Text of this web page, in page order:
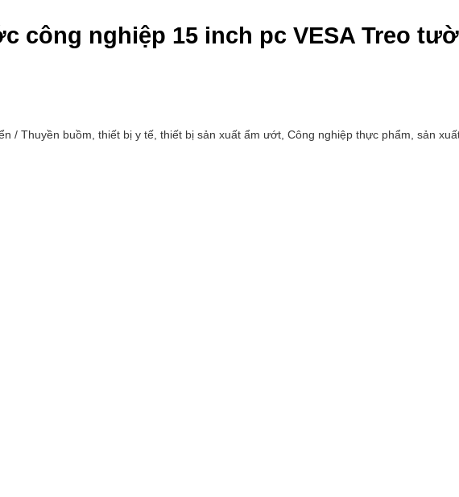
công nghiệp 15 inch pc VESA Treo
/ Thuyền buồm, thiết bị y tế, thiết bị sản xuất ẩm ướt, Công nghiệp thực phẩm, sản